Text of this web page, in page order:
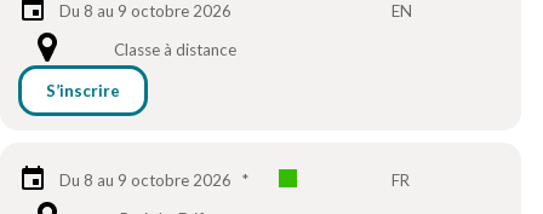
Du 8 au 9 octobre 2026
EN
Classe à distance
S’inscrire
Du 8 au 9 octobre 2026 *
FR